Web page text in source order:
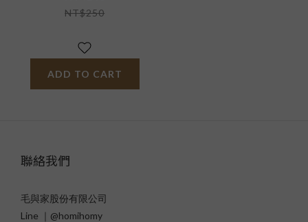
NT$250
ADD TO CART
聯絡我們
毛與家股份有限公司
Line ｜@homihomy